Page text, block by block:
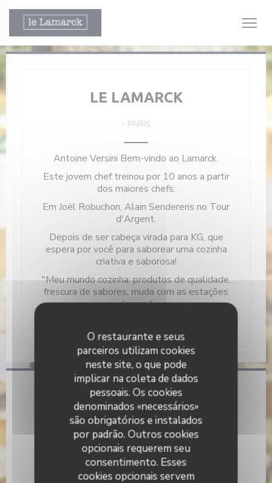
Painel de Gerenciamento de Cookies
O restaurante e seus
parceiros utilizam cookies
neste site, o que pode
implicar na coleta de dados
pessoais. Os cookies
denominados «necessários»
são obrigatórios e instalados
por padrão. Outros cookies
opcionais requerem seu
consentimento. Esses
cookies opcionais servem
LE LAMARCK
- PARIS
Antoine Versini Bem-vindo ao Lamarck.
Este jovem chef treinou por 10 anos a partir
dos maiores chefs:
Em Joël Robuchon, Alain Senderens no Tour
d'Argent.
Depois de ser cabeça virada para KG, que
espera por você para saborear uma cozinha
criativa e saborosa!
"Meu mundo cozinha: produtos de qualidade,
frescura de sabores, muda com as estações
do ano."
Informações gerais
Serviços
Privatização, Esplanada
Métodos de pagamento
Eurocard/Mastercard, Dinheiro, Cartão Azul